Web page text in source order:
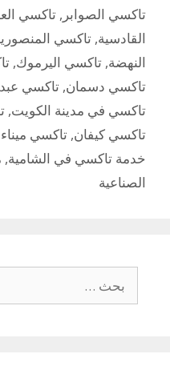
تاكسي الصوابر , تاكسي
القادسية, تاكسي
النهضة, تاكسي اليرموك,
تاكسي دسمان, تاكسي عبد
تاكسي في مدينة الكويت,
تاكسي كيفان, تاكسي
خدمة تاكسي في الشامية,
الصناعية
عن: